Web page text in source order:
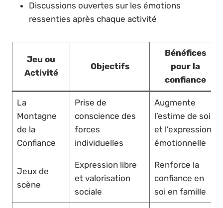
Discussions ouvertes sur les émotions
ressenties après chaque activité
Jeu ou
Activité
Objectifs
Bénéfices
pour la
confiance
La
Montagne
de la
Confiance
Prise de
conscience des
forces
individuelles
Augmente
l’estime de soi
et l’expression
émotionnelle
Jeux de
scène
Expression libre
et valorisation
sociale
Renforce la
confiance en
soi en famille